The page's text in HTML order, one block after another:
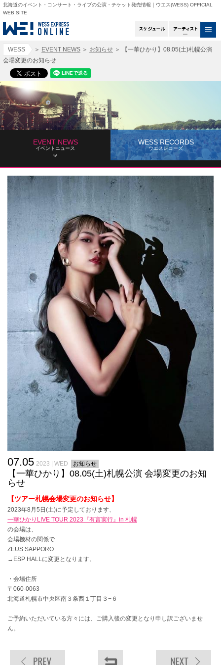
北海道のイベント・コンサート・ライブの公演・チケット発売情報｜ウエス(WESS) OFFICIAL
WEB SITE
スケジュールアー
WESS ＞ EVENT NEWS ＞ お知らせ ＞
【一華ひかり】08.05(土)札幌公演
会場変更のお知らせ
EVENT NEWS
イベントニュース
WESS RECORDS
ウエスレコーズ
07.05 2023 | WED お知らせ
【一華ひかり】08.05(土)札幌公演 会場変更のお知
らせ
【ツアー札幌会場変更のお知らせ】
2023年8月5日(土)に予定しております、
一華ひかりLIVE TOUR 2023『有言実行』in 札幌
の会場は、
会場機材の関係で
ZEUS SAPPORO
→ESP HALLに変更となります。
・会場住所
〒060-0063
北海道札幌市中央区南３条西１丁目３−６
ご予約いただいている方々には、ご購入後の変更となり申し訳ございませ
ん。